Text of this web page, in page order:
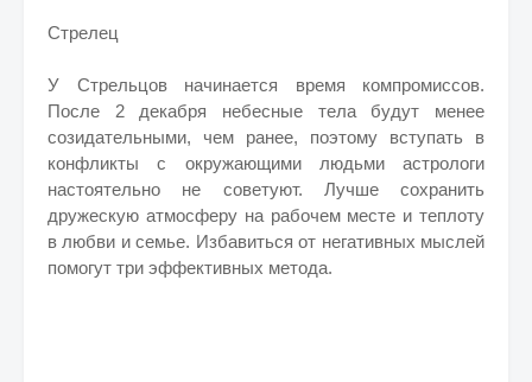
Стрелец
У Стрельцов начинается время компромиссов.
После 2 декабря небесные тела будут менее
созидательными, чем ранее, поэтому вступать в
конфликты с окружающими людьми астрологи
настоятельно не советуют. Лучше сохранить
дружескую атмосферу на рабочем месте и теплоту
в любви и семье. Избавиться от негативных мыслей
помогут три эффективных метода.